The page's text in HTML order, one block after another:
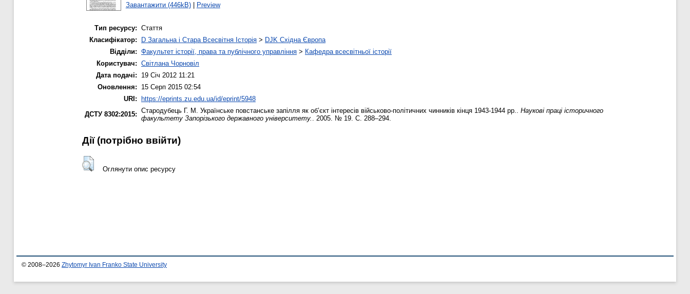
Завантажити (446kB)| Preview
Тип ресурсу: Стаття
Класифікатор:
D Загальна і Стара Всесвітня Історія > DJK Східна Європа
Відділи: Факультет історії, права та публічного управління > Кафедра всесвітньої історії
Користувач: Світлана Чорновіл
Дата подачі:
19 Січ 2012 11:21
Оновлення:
15 Серп 2015 02:54
URI:
https://eprints.zu.edu.ua/id/eprint/5948
ДСТУ 8302:2015: Стародубець Г. М. Українське повстанське запілля як об’єкт інтересів військово-політичних чинників кінця 1943-1944 рр.. Наукові праці історичного
факультету Запорізького державного університету. . 2005. № 19. С. 288–294.
Дії ​​(потрібно ввійти)
Оглянути опис ресурсу
© 2008–2026 Zhytomyr Ivan Franko State University